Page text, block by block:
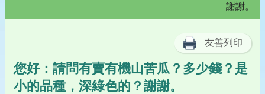
謝謝。
友善列印
您好：請問有賣有機山苦瓜？多少錢？是
小的品種，深綠色的？謝謝。